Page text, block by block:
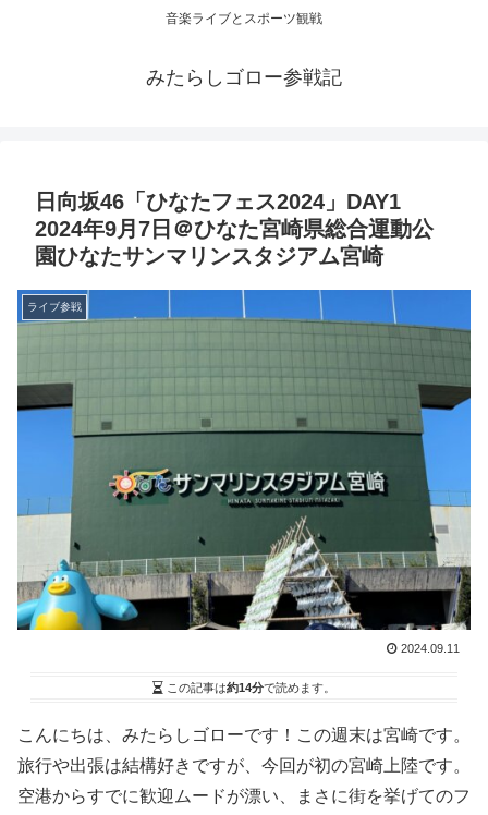
音楽ライブとスポーツ観戦
みたらしゴロー参戦記
日向坂46「ひなたフェス2024」DAY1
2024年9月7日＠ひなた宮崎県総合運動公
園ひなたサンマリンスタジアム宮崎
ライブ参戦
2024.09.11
この記事は約14分で読めます。
こんにちは、みたらしゴローです！この週末は宮崎です。
旅行や出張は結構好きですが、今回が初の宮崎上陸です。
空港からすでに歓迎ムードが漂い、まさに街を挙げてのフ